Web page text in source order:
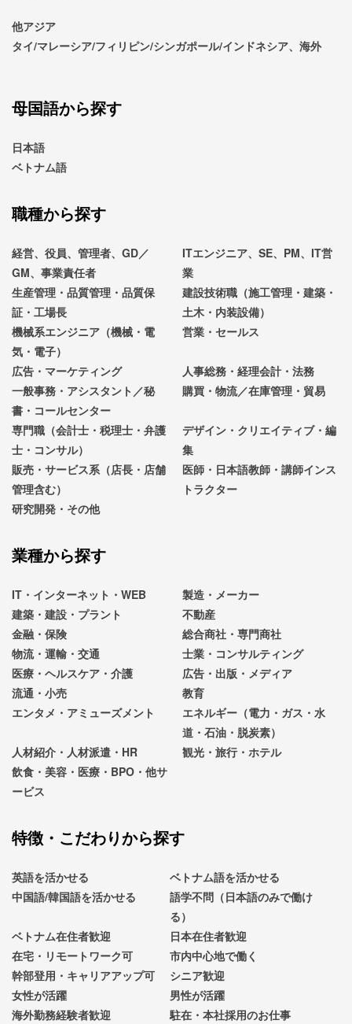
他アジア
タイ/マレーシア/フィリピン/シンガポール/インドネシア、海外
母国語から探す
日本語
ベトナム語
職種から探す
経営、役員、管理者、GD／
GM、事業責任者
ITエンジニア、SE、PM、IT営
業
生産管理・品質管理・品質保
証・工場長
建設技術職（施工管理・建築・
土木・内装設備）
機械系エンジニア（機械・電
気・電子）
営業・セールス
広告・マーケティング
人事総務・経理会計・法務
一般事務・アシスタント／秘
書・コールセンター
購買・物流／在庫管理・貿易
専門職（会計士・税理士・弁護
士・コンサル）
デザイン・クリエイティブ・編
集
販売・サービス系（店長・店舗
管理含む）
医師・日本語教師・講師インス
トラクター
研究開発・その他
業種から探す
IT・インターネット・WEB
製造・メーカー
建築・建設・プラント
不動産
金融・保険
総合商社・専門商社
物流・運輸・交通
士業・コンサルティング
医療・ヘルスケア・介護
広告・出版・メディア
流通・小売
教育
エンタメ・アミューズメント
エネルギー（電力・ガス・水
道・石油・脱炭素）
人材紹介・人材派遣・HR
観光・旅行・ホテル
飲食・美容・医療・BPO・他サ
ービス
特徴・こだわりから探す
英語を活かせる
ベトナム語を活かせる
中国語/韓国語を活かせる
語学不問（日本語のみで働け
る）
ベトナム在住者歓迎
日本在住者歓迎
在宅・リモートワーク可
市内中心地で働く
幹部登用・キャリアアップ可
シニア歓迎
女性が活躍
男性が活躍
海外勤務経験者歓迎
駐在・本社採用のお仕事